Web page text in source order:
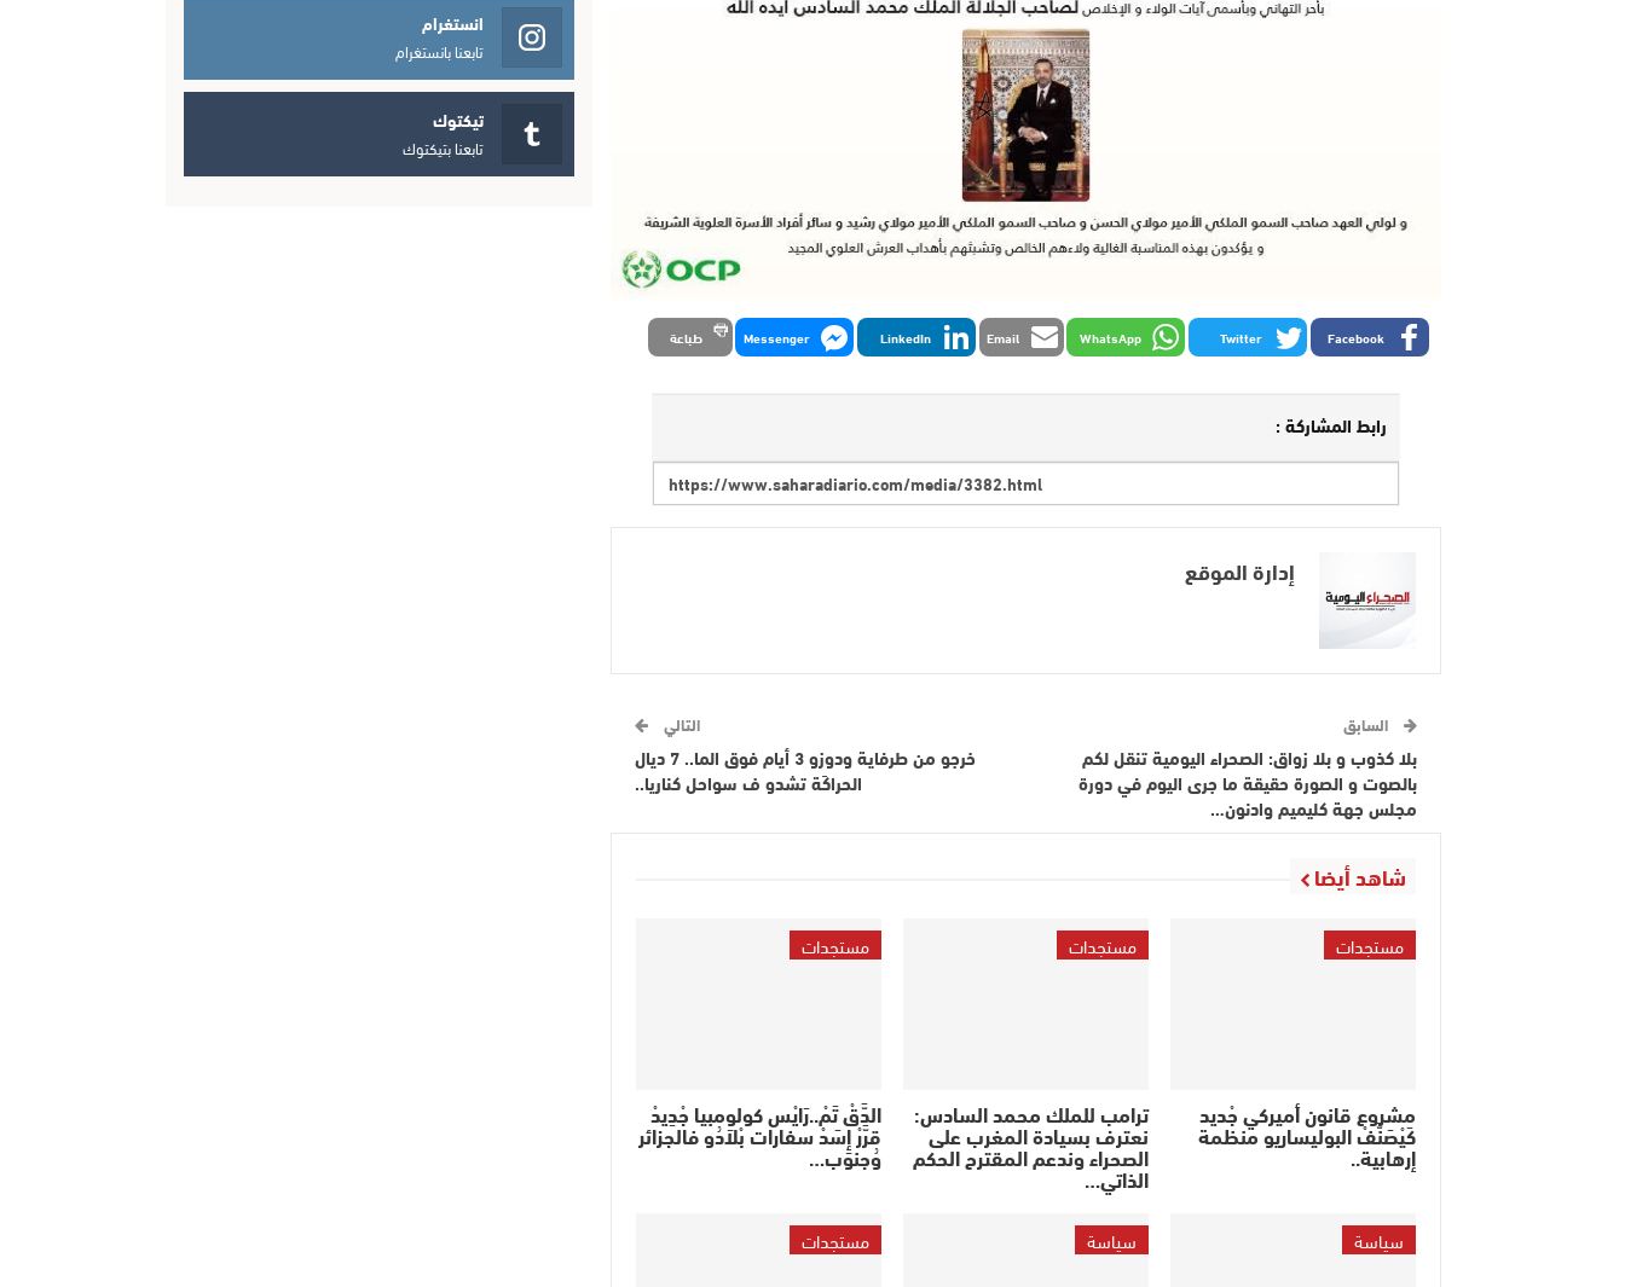
Facebook
Twitter
WhatsApp
Email
LinkedIn
Messenger طباعة
رابط المشاركة :
إدارة الموقع
السابق
بلا كذوب و بلا زواق: الصحراء اليومية تنقل لكم
بالصوت و الصورة حقيقة ما جرى اليوم في دورة
مجلس جهة كليميم وادنون…
التالي
خرجو من طرفاية ودوزو 3 أيام فوق الما.. 7 ديال
الحراكَة تشدو ف سواحل كناريا..
شاهد أيضا
مستجدات
مشروع قانون أميركي جْديد
كَيْصَنَّفْ البوليساريو منظمة
إرهابية..
مستجدات
ترامب للملك محمد السادس:
نعترف بسيادة المغرب على
الصحراء وندعم المقترح الحكم
الذاتي…
مستجدات
الدَّقْ تَمْ..رَايْس كولومبيا جْدِيدْ
قرَّرْ إِسَدْ سفارات بْلاَدُو فالجزائر
وُجنوب…
سياسة سياسة مستجدات
انستغرام
تابعنا بانستغرام
تيكتوك
تابعنا بتيكتوك